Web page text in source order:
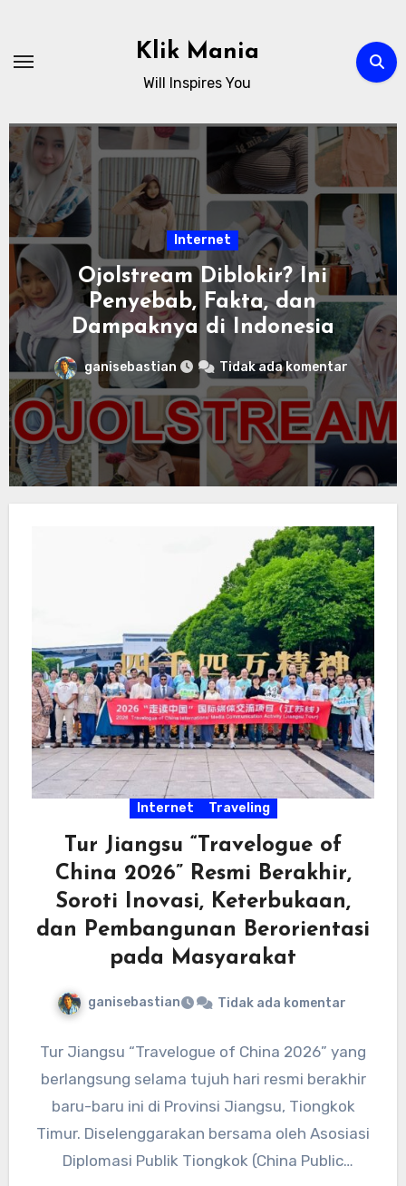
content
Klik Mania
Will Inspires You
Internet
Ojolstream Diblokir? Ini
Penyebab, Fakta, dan
Dampaknya di Indonesia
ganisebastian Tidak ada komentar
Internet Traveling
Tur Jiangsu “Travelogue of
China 2026” Resmi Berakhir,
Soroti Inovasi, Keterbukaan,
dan Pembangunan Berorientasi
pada Masyarakat
ganisebastian Tidak ada komentar
Tur Jiangsu “Travelogue of China 2026” yang
berlangsung selama tujuh hari resmi berakhir
baru-baru ini di Provinsi Jiangsu, Tiongkok
Timur. Diselenggarakan bersama oleh Asosiasi
Diplomasi Publik Tiongkok (China Public